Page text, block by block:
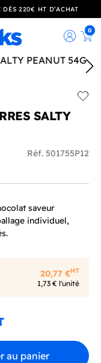
220€ HT D’ACHAT
0
SALTY
Réf. 501755P12
saveur
individuel,
20,77 €HT
1,73 € l'unité
au panier